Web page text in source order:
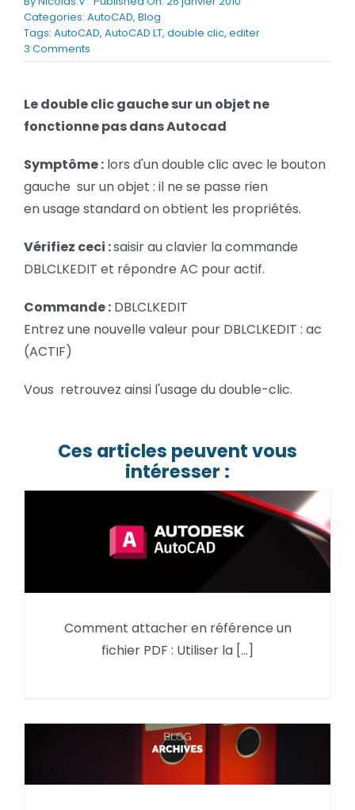
BLOG
SOCIETE
Rechercher:
Categories: AutoCAD, Blog
Tags: AutoCAD, AutoCAD LT, double clic, editer
3 Commentson
AutoCAD
Comment
retrouver
l’édition
par
clic
?
Le double clic gauche sur un objet ne
fonctionne pas dans Autocad
Symptôme :lors d'un double clic avec le bouton
gauche sur un objet : il ne se passe rien
en usage standard on obtient les propriétés.
Vérifiez ceci :saisir au clavier la commande
DBLCLKEDIT et répondre AC pour actif.
Commande :DBLCLKEDIT
Entrez une nouvelle valeur pour DBLCLKEDIT : ac
(ACTIF)
Vous retrouvez ainsi l'usage du double-clic.
Ces articles peuvent vous
intéresser :
AutoCAD : Attacher un fichier
PDF !
Comment attacher en référence un
fichier PDF : Utiliser la [...]